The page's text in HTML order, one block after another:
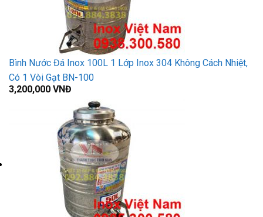
Bình Nước Đá Inox 100L 1 Lớp Inox 304 Không Cách Nhiệt,
Có 1 Vòi Gạt BN-100
3,200,000 VNĐ